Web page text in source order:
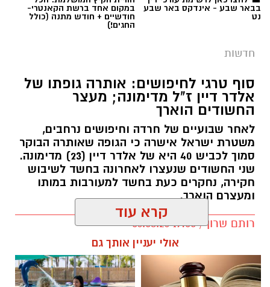
סוף טרגי לחיפושים: אותרה גופתו של
החשודים הוארך
משטרת ישראל אישרה כי הגופה שאותרה הבוקר
שני החשודים שנעצרו לאחרונה בחשד לשיבוש
חקירה, נחקרים כעת בחשד למעורבות במותו
ומעצרם הוארך.
רותם שרון / 19:00 06.08.26
תגים:אלדר דיין
קרא עוד
אולי יעניין אותך גם
☎ לחצו כאן לרשימת עורכי דין חוויית הקיץ המושלמת: הכל